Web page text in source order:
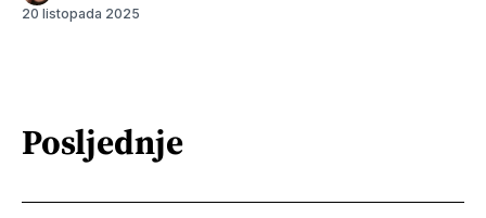
20 listopada 2025
Posljednje